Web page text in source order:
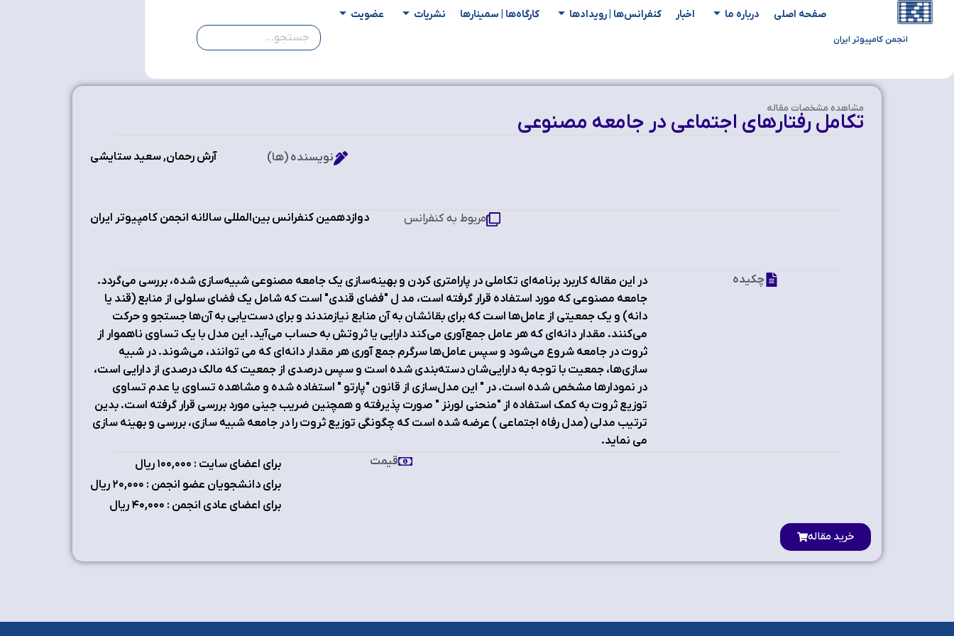
انجمن کامپیوتر ایران
صفحه اصلی درباره ما اخبار کنفرانس‌ها | رویدادها کارگاه‌ها | سمینار‌ها نشریات عضویت
مشاهده‌ مشخصات مقاله
تكامل رفتارهای اجتماعی در جامعه مصنوعی
آرش رحمان, سعید ستایشی نویسنده (ها)
دوازدهمین کنفرانس بین‌المللی سالانه انجمن کامپیوتر ایران مربوط به کنفرانس
در این مقاله کاربرد برنامه‌ای تکاملی در پارامتری کردن و بهینه‌سازی یک جامعه مصنوعی شبیه‌سازی شده، بررسی می‌گردد.
جامعه مصنوعی که مورد استفاده قرار گرفته است، مد ل "فضای قندی" است که شامل یک فضای سلولی از منابع (قند یا
دانه) و یک جمعیتی از عامل‌ها است که برای بقائشان به آن منابع نیازمندند و برای دست‌یابی به آن‌ها جستجو و حرکت
می‌کنند. مقدار دانه‌ای که هر عامل جمع‌آوری می‌کند دارایی یا ثروتش به حساب می‌آید. این مدل با یک تساوی نا‌هموار از
ثروت در جامعه شروع می‌شود و سپس عامل‌ها سرگرم جمع آوری هر مقدار دانه‌ای که می توانند، می‌شوند. در شبیه
سازی‌ها، جمعیت با توجه به دارایی‌شان دسته‌بندی شده است و سپس درصدی از جمعیت که مالک درصدی از دارایی است،
در نمودارها مشخص شده است. در " این مدل‌سازی از قانون "پارتو " استفاده شده و مشاهده تساوی یا عدم تساوی
توزیع ثروت به کمک استفاده از "منحنی لورنز " صورت پذیرفته و همچنین ضریب جینی مورد بررسی قرار گرفته است. بدین
ترتیب مدلی (مدل رفاه اجتماعی ) عرضه شده است که چگونگی توزیع ثروت را در جامعه شبیه سازی، بررسی و بهینه سازی
می نماید.
چکیده
برای اعضای سایت : ۱٠٠,٠٠٠ ریال
برای دانشجویان عضو انجمن : ۲٠,٠٠٠ ریال
برای اعضای عادی انجمن : ۴٠,٠٠٠ ریال
قیمت
خرید مقاله